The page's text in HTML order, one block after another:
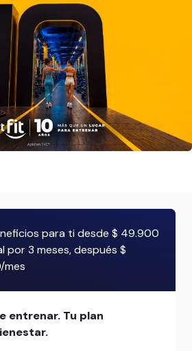
para ti desde $ 49.900
por 3 meses, después $
mes
entrenar. Tu plan